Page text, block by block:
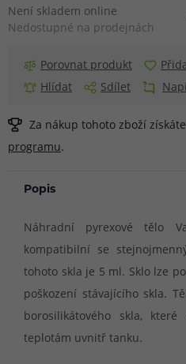
Není skladem online
Nedostupné na prodejnách
Porovnat produkt
Hlídat
Sdílet
Za nákup tohoto zboží získáte
programu.
Popis
Náhradní pyrexové tělo
kompatibilní se
tohoto skla je 5 ml. Sklo lze
poškození stávajícího skla.
borosilikátového skla, které
teplotám uvnitř tanku.